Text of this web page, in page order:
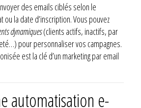
des emails ciblés selon le
ou la date d’inscription. Vous pouvez
dynamiques(clients actifs, inactifs, par
pour personnaliser vos campagnes.
est la clé d’un marketing par email
automatisation e-